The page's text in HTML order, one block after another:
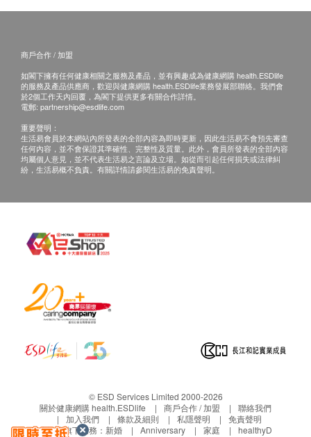
濾芯技術
順豐站點:
智能櫃:請按
訂單金額不足 HK$500 顧客需支付運費 HK$50。
送貨時間:
商品會於訂單確認付款後 5 - 7 個工作天內送出，
送貨時間為上午 9 時至下午 6 時。
暫停或延期，送貨時間將會另作安排。
港)有限公司可再次安排送貨服務，但顧客必須以
到付方式支付再送貨之費用。
上顧客，該訂單將會被取消，並於扣除運費及特別
地區附加費用後，安排餘額退款。
所有訂單須視乎相關貨品的供應情況再作最後確
認。倘若道爾頓(香港)有限公司 未能提供閣下訂單
上之任何產品或服務，道爾頓(香港)有限公司會於
客戶可於辦公時間內致電客戶服務熱線 : 2796 3210
商戶合作 / 加盟
如閣下擁有任何健康相關之服務及產品，並有興趣成為健康網購 health.ESDlife
的服務及產品供應商，歡迎與健康網購 health.ESDlife業務發展部聯絡。我們會
於2個工作天內回覆，為閣下提供更多有關合作詳情。
電郵: partnership@esdlife.com
重要聲明：
生活易會員於本網站內所發表的全部內容為即時更新，因此生活易不會預先審查
任何內容，並不會保證其準確性、完整性及質量。此外，會員所發表的全部內容
均屬個人意見，並不代表生活易之言論及立場。如從而引起任何損失或法律糾
紛，生活易概不負責。有關詳情請參閱生活易的免責聲明。
© ESD Services Limited 2000-2026
關於健康網購 health.ESDlife
商戶合作 / 加盟
聯絡我們
加入我們
條款及細則 私隱聲明
免責聲明
生活易旗下業務： 新婚 Anniversary 家庭
healthyD